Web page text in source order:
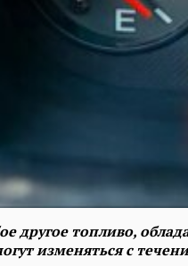
другое топливо,
изменяться с